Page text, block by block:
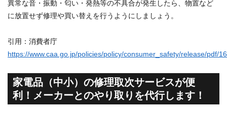
異常な音・振動・匂い・発熱等の不具合が発生したら、物置など
に放置せず修理や買い替えを行うようにしましょう。
引用：消費者庁
https://www.caa.go.jp/policies/policy/consumer_safety/release/pdf/
家電品（中小）の修理取次サービスが便
利！メーカーとのやり取りを代行します！